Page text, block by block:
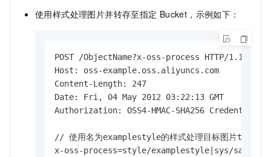
使用样式处理图片并转存至指定 Bucket，示例如下：
POST /ObjectName?x-oss-process HTTP/1.1
Host: oss-example.oss.aliyuncs.com
Content-Length: 247
Date: Fri, 04 May 2012 03:22:13 GMT
Authorization: OSS4-HMAC-SHA256
// 使用名为examplestyle的样式处理目标图片
x-oss-process=style/examplestyle|sys/